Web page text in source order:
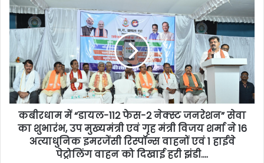
कबीरधाम में “डायल-112 फेस-2 नेक्स्ट जनरेशन” सेवा
का शुभारंभ, उप मुख्यमंत्री एवं गृह मंत्री विजय शर्मा ने 16
अत्याधुनिक इमरजेंसी रिस्पॉन्स वाहनों एवं 1 हाईवे
पेट्रोलिंग वाहन को दिखाई हरी झंडी….